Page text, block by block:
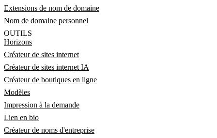
Extensions de nom de domaine
Nom de domaine personnel
OUTILS
Horizons
Créateur de sites internet
Créateur de sites internet IA
Créateur de boutiques en ligne
Modèles
Impression à la demande
Lien en bio
Créateur de noms d'entreprise